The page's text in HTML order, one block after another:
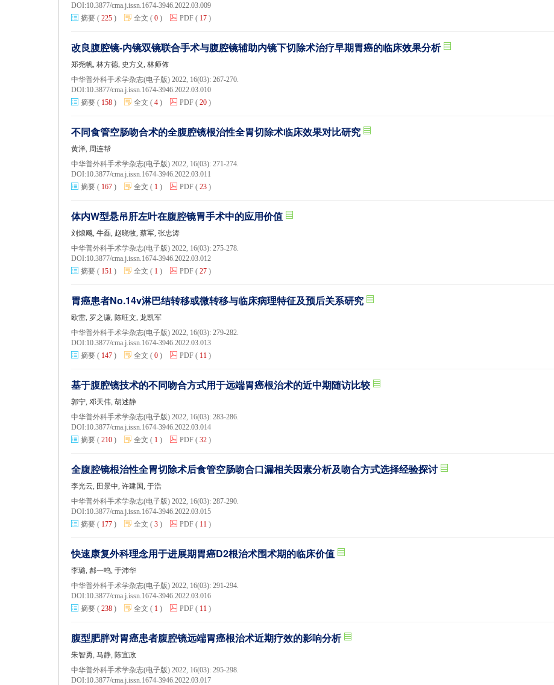
DOI:10.3877/cma.j.issn.1674-3946.2022.03.009
摘要 ( 225 ) 全文 ( 0 ) PDF ( 17 )
改良腹腔镜-内镜双镜联合手术与腹腔镜辅助内镜下切除术治疗早期胃癌的临床效果分析
郑尧帆, 林方德, 史方义, 林师佈
中华普外科手术学杂志(电子版) 2022, 16(03): 267-270.
DOI:10.3877/cma.j.issn.1674-3946.2022.03.010
摘要 ( 158 ) 全文 ( 4 ) PDF ( 20 )
不同食管空肠吻合术的全腹腔镜根治性全胃切除术临床效果对比研究
黄洋, 周连帮
中华普外科手术学杂志(电子版) 2022, 16(03): 271-274.
DOI:10.3877/cma.j.issn.1674-3946.2022.03.011
摘要 ( 167 ) 全文 ( 1 ) PDF ( 23 )
体内W型悬吊肝左叶在腹腔镜胃手术中的应用价值
刘烺飚, 牛磊, 赵晓牧, 蔡军, 张忠涛
中华普外科手术学杂志(电子版) 2022, 16(03): 275-278.
DOI:10.3877/cma.j.issn.1674-3946.2022.03.012
摘要 ( 151 ) 全文 ( 1 ) PDF ( 27 )
胃癌患者No.14v淋巴结转移或微转移与临床病理特征及预后关系研究
欧雷, 罗之谦, 陈旺文, 龙凯军
中华普外科手术学杂志(电子版) 2022, 16(03): 279-282.
DOI:10.3877/cma.j.issn.1674-3946.2022.03.013
摘要 ( 147 ) 全文 ( 0 ) PDF ( 11 )
基于腹腔镜技术的不同吻合方式用于远端胃癌根治术的近中期随访比较
郭宁, 邓天伟, 胡述静
中华普外科手术学杂志(电子版) 2022, 16(03): 283-286.
DOI:10.3877/cma.j.issn.1674-3946.2022.03.014
摘要 ( 210 ) 全文 ( 1 ) PDF ( 32 )
全腹腔镜根治性全胃切除术后食管空肠吻合口漏相关因素分析及吻合方式选择经验探讨
李光云, 田景中, 许建国, 于浩
中华普外科手术学杂志(电子版) 2022, 16(03): 287-290.
DOI:10.3877/cma.j.issn.1674-3946.2022.03.015
摘要 ( 177 ) 全文 ( 3 ) PDF ( 11 )
快速康复外科理念用于进展期胃癌D2根治术围术期的临床价值
李璐, 郝一鸣, 于沛华
中华普外科手术学杂志(电子版) 2022, 16(03): 291-294.
DOI:10.3877/cma.j.issn.1674-3946.2022.03.016
摘要 ( 238 ) 全文 ( 1 ) PDF ( 11 )
腹型肥胖对胃癌患者腹腔镜远端胃癌根治术近期疗效的影响分析
朱智勇, 马静, 陈宜政
中华普外科手术学杂志(电子版) 2022, 16(03): 295-298.
DOI:10.3877/cma.j.issn.1674-3946.2022.03.017